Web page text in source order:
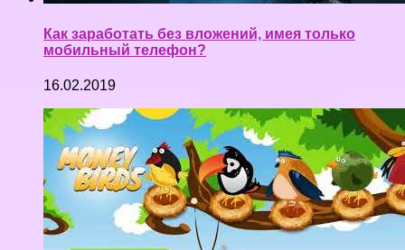
Как заработать без вложений, имея только
мобильный телефон?
16.02.2019